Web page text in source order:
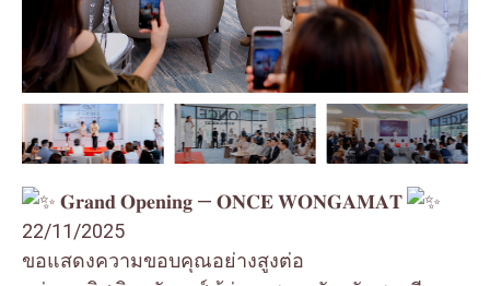
𝐆𝐫𝐚𝐧𝐝 𝐎𝐩𝐞𝐧𝐢𝐧𝐠 — 𝐎𝐍𝐂𝐄 𝐖𝐎𝐍𝐆𝐀𝐌𝐀𝐓
22/11/2025
ขอแสดงความขอบคุณอย่างสูงต่อ